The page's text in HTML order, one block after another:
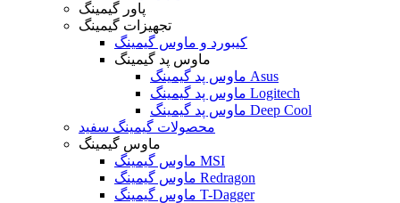
پاور گیمینگ
تجهیزات گیمینگ
کیبورد و ماوس گیمینگ
ماوس پد گیمینگ
ماوس پد گیمینگ Asus
ماوس پد گیمینگ Logitech
ماوس پد گیمینگ Deep Cool
محصولات گیمینگ سفید
ماوس گیمینگ
ماوس گیمینگ MSI
ماوس گیمینگ Redragon
ماوس گیمینگ T-Dagger